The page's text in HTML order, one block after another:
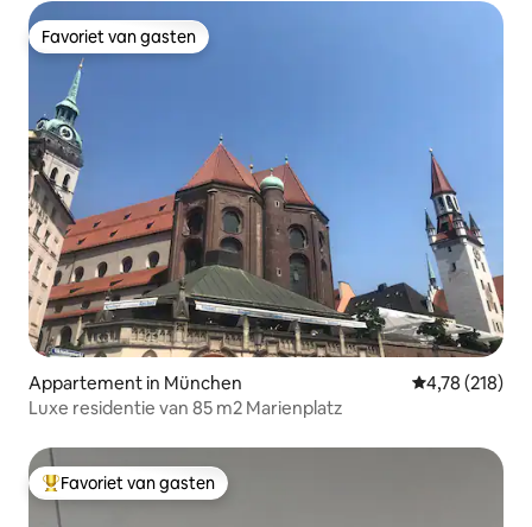
Favoriet van gasten
Favoriet van gasten
Appartement in München Gemiddelde
4,78 (218)
Luxe residentie van 85 m2 Marienplatz
Topfavoriet van gasten
Favoriet van gasten